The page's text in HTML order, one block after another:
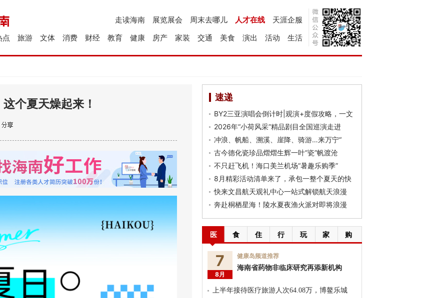
天涯企服
人才在线
周末去哪儿
展览展会
走读海南
生活
活动
演出
美食
交通
家装
房产
健康
教育
财经
消费
文体
旅游
点
个夏天燥起来！
速递
BY2三亚演唱会倒计时|观演+度假攻略，一文
2026年“小荷风采”精品剧目全国巡演走进
冲浪、帆船、溯溪、崖降、骑游…来万宁“
古今德化瓷珍品熠熠生辉一叶“瓷”帆渡沧
不只赶飞机！海口美兰机场“暑趣乐购季”
8月精彩活动清单来了，承包一整个夏天的快
快来文昌航天观礼中心一站式解锁航天浪漫
奔赴桐栖星海！陵水夏夜渔火派对即将浪漫
医 食 住 行 玩 家 购
7
8月
健康岛频道推荐
海南省药物非临床研究再添新机构
上半年接待医疗旅游人次64.08万，博鳌乐城